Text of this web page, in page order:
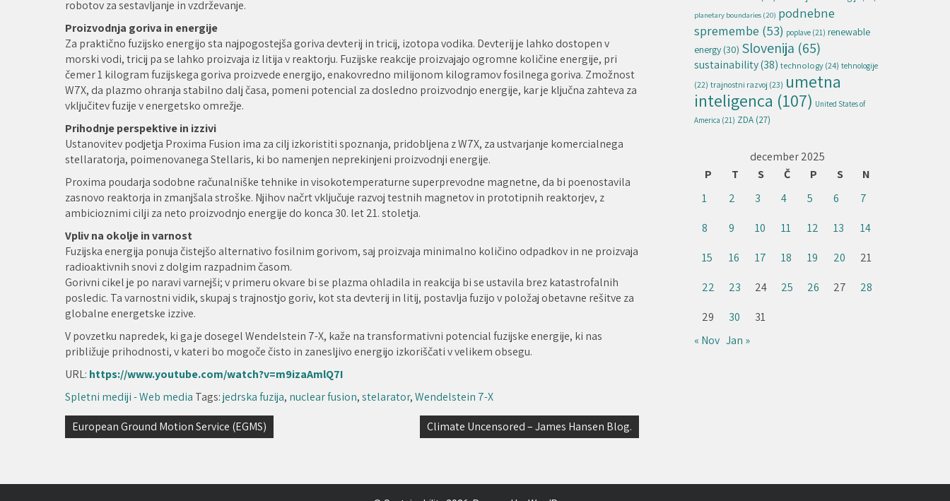
robotov za sestavljanje in vzdrževanje.
Proizvodnja goriva in energije
Za praktično fuzijsko energijo sta najpogostejša goriva devterij in tricij, izotopa vodika. Devterij je lahko dostopen v
morski vodi, tricij pa se lahko proizvaja iz litija v reaktorju. Fuzijske reakcije proizvajajo ogromne količine energije, pri
čemer 1 kilogram fuzijskega goriva proizvede energijo, enakovredno milijonom kilogramov fosilnega goriva. Zmožnost
W7X, da plazmo ohranja stabilno dalj časa, pomeni potencial za dosledno proizvodnjo energije, kar je ključna zahteva za
vključitev fuzije v energetsko omrežje.
Prihodnje perspektive in izzivi
Ustanovitev podjetja Proxima Fusion ima za cilj izkoristiti spoznanja, pridobljena z W7X, za ustvarjanje komercialnega
stellaratorja, poimenovanega Stellaris, ki bo namenjen neprekinjeni proizvodnji energije.
Proxima poudarja sodobne računalniške tehnike in visokotemperaturne superprevodne magnetne, da bi poenostavila
zasnovo reaktorja in zmanjšala stroške. Njihov načrt vključuje razvoj testnih magnetov in prototipnih reaktorjev, z
ambicioznimi cilji za neto proizvodnjo energije do konca 30. let 21. stoletja.
Vpliv na okolje in varnost
Fuzijska energija ponuja čistejšo alternativo fosilnim gorivom, saj proizvaja minimalno količino odpadkov in ne proizvaja
radioaktivnih snovi z dolgim razpadnim časom.
Gorivni cikel je po naravi varnejši; v primeru okvare bi se plazma ohladila in reakcija bi se ustavila brez katastrofalnih
posledic. Ta varnostni vidik, skupaj s trajnostjo goriv, kot sta devterij in litij, postavlja fuzijo v položaj obetavne rešitve za
globalne energetske izzive.
V povzetku napredek, ki ga je dosegel Wendelstein 7-X, kaže na transformativni potencial fuzijske energije, ki nas
približuje prihodnosti, v kateri bo mogoče čisto in zanesljivo energijo izkoriščati v velikem obsegu.
URL: https://www.youtube.com/watch?v=m9izaAmlQ7I
Spletni mediji - Web media Tags:jedrska fuzija, nuclear fusion,stelarator,Wendelstein 7-X
Navigacija
European Ground Motion Service (EGMS) Climate Uncensored – James Hansen Blog.
planetary boundaries (20) podnebne
spremembe (53) poplave (21) renewable
energy (30) Slovenija (65)
sustainability(38) technology(24) tehnologije
(22) trajnostni razvoj (23) umetna
inteligenca (107) United States of
America (21) ZDA (27)
december 2025
P
T S Č P S
N
1
2 3 4 5 6
7
8
9 10 11 12 13
14
15
16 17 18 19 20
21
22
23 24 25 26 27
28
29
30
31
« Nov Jan »